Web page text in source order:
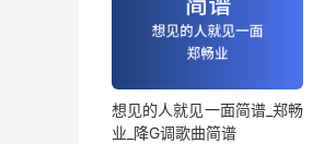
想见的人就见一面简谱_郑畅
业_降G调歌曲简谱